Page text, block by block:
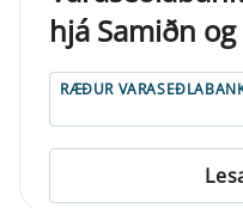
hjá Samiðn og
RÆÐUR